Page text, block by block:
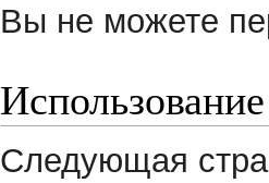
Вы не можете
Следующая